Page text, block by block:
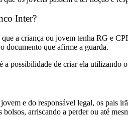
Inter?
a criança ou jovem tenha RG e
documento que afirme a guarda.
a possibilidade de criar ela utilizando
e do responsável legal, os pais
arriscando a perder ou até